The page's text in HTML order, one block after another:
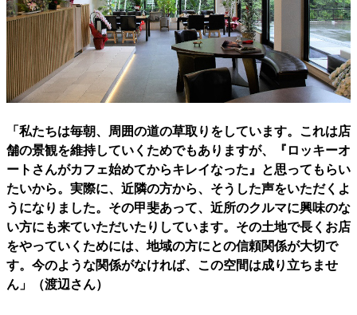
「私たちは毎朝、周囲の道の草取りをしています。これは店
舗の景観を維持していくためでもありますが、『ロッキーオ
ートさんがカフェ始めてからキレイなった』と思ってもらい
たいから。実際に、近隣の方から、そうした声をいただくよ
うになりました。その甲斐あって、近所のクルマに興味のな
い方にも来ていただいたりしています。その土地で長くお店
をやっていくためには、地域の方にとの信頼関係が大切で
す。今のような関係がなければ、この空間は成り立ちませ
ん」（渡辺さん）